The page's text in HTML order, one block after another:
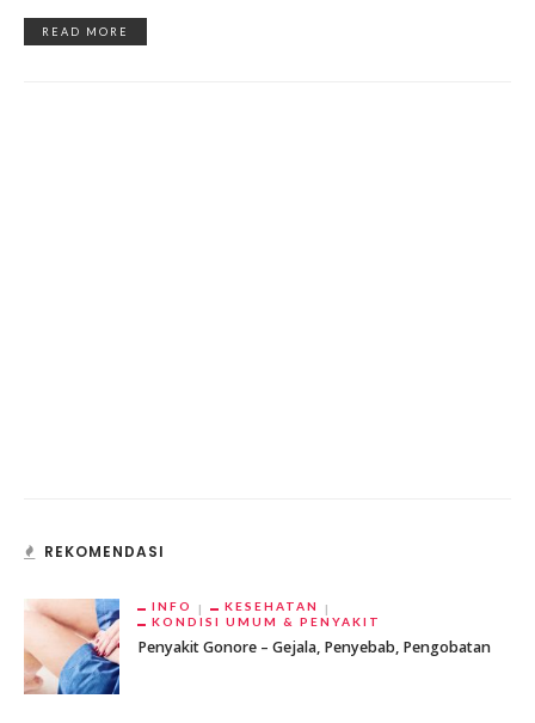
READ MORE
REKOMENDASI
INFO
KESEHATAN
KONDISI UMUM & PENYAKIT
Penyakit Gonore – Gejala, Penyebab, Pengobatan